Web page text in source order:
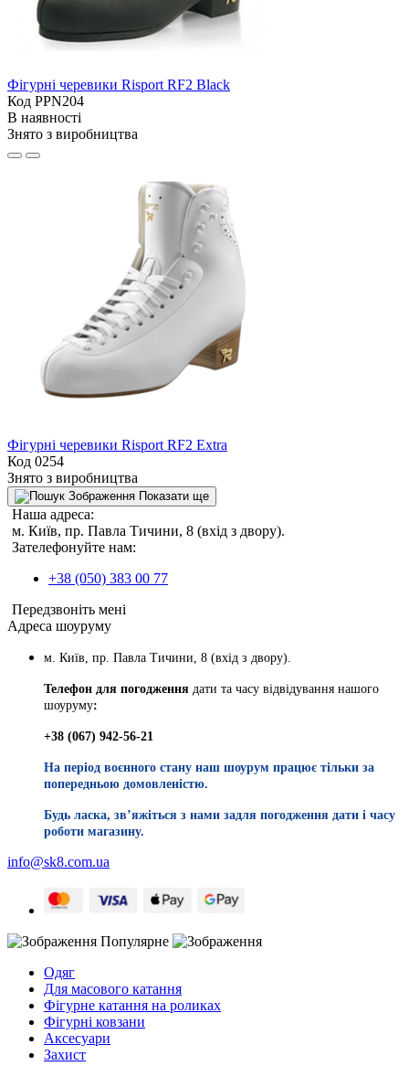
Фігурні черевики Risport RF2 Black
Код PPN204
В наявності
Знято з виробництва
Фігурні черевики Risport RF2 Extra
Код 0254
Знято з виробництва
Показати ще
Наша адреса:
м. Київ, пр. Павла Тичини, 8 (вхід з двору).
Зателефонуйте нам:
+38 (050) 383 00 77
Передзвоніть мені
Адреса шоуруму
м. Київ, пр. Павла Тичини, 8 (вхід з двору).
Телефон для погодження дати та часу відвідування нашого
шоуруму:
+38 (067) 942-56-21
На період воєнного стану наш шоурум працює тільки за
попередньою домовленістю.
Будь ласка, звʼяжіться з нами задля погодження дати і часу
роботи магазину.
info@sk8.com.ua
Популярне
Одяг
Для масового катання
Фігурне катання на роликах
Фігурні ковзани
Аксесуари
Захист